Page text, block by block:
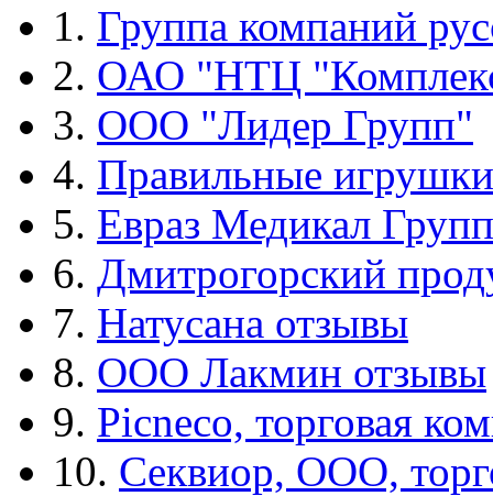
1. Группа компаний
2. ОАО "НТЦ
3. ООО "Лидер Групп"
4. Правильные игрушки
5. Евраз Медикал Групп
6. Дмитрогорский
7. Натусана отзывы
8. ООО Лакмин отзывы
9. Picneco, торговая
10. Секвиор, ООО,